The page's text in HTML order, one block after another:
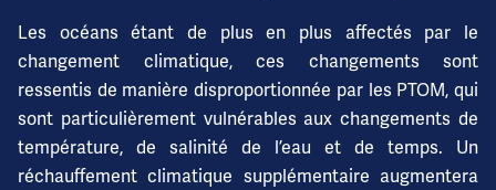
Les océans étant de plus en plus affectés par le
changement climatique, ces changements sont
ressentis de manière disproportionnée par les PTOM, qui
sont particulièrement vulnérables aux changements de
température, de salinité de l’eau et de temps. Un
réchauffement climatique supplémentaire augmentera